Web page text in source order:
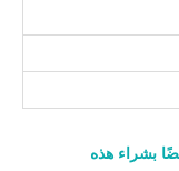
136
136
بشراء هذه